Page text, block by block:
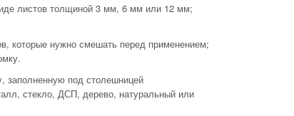
листов толщиной 3 мм, 6 мм или 12 мм;
которые нужно смешать перед применением;
заполненную под столешницей
стекло, ДСП, дерево, натуральный или